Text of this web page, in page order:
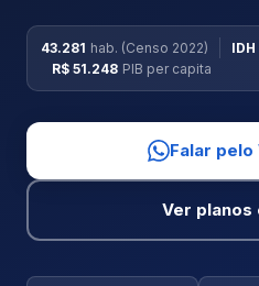
43.281 hab. (Censo 2022)
R$ 51.248 PIB per capita
Falar pelo
Ver planos